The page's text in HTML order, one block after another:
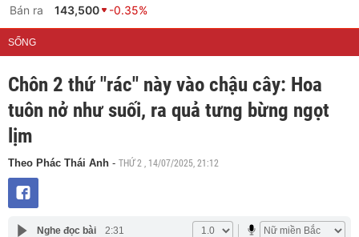
Bán ra
143,500 -0.35%
SỐNG
Chôn 2 thứ "rác" này vào chậu cây: Hoa
tuôn nở như suối, ra quả tưng bừng ngọt
lịm
Theo Phác Thái Anh - THỨ 2 , 14/07/2025, 21:12
Nghe đọc bài 2:31